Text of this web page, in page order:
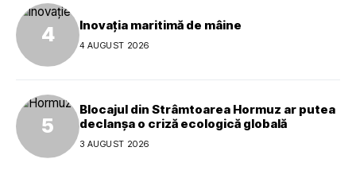
Inovația maritimă de mâine
4 AUGUST 2026
Blocajul din Strâmtoarea Hormuz ar putea
declanșa o criză ecologică globală
3 AUGUST 2026